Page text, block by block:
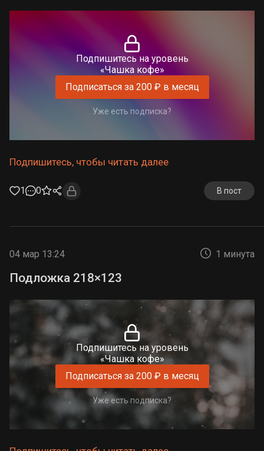
Подпишитесь на уровень
«Чашка кофе»
Подписаться за 200 ₽ в месяц
Уже есть подписка?
Подпишитесь, чтобы читать далее
1 0 В пост
04 мар 13:24 1 минута
Подложка 218×123
Подпишитесь на уровень
«Чашка кофе»
Подписаться за 200 ₽ в месяц
Уже есть подписка?